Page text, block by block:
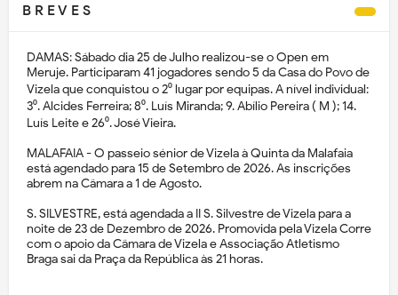
B R E V E S
DAMAS: Sábado dia 25 de Julho realizou-se o Open em
Meruje. Participaram 41 jogadores sendo 5 da Casa do Povo de
Vizela que conquistou o 2⁰ lugar por equipas. A nível individual:
3⁰. Alcides Ferreira; 8⁰. Luís Miranda; 9. Abílio Pereira ( M ); 14.
Luís Leite e 26⁰. José Vieira.
MALAFAIA - O passeio sénior de Vizela à Quinta da Malafaia
está agendado para 15 de Setembro de 2026. As inscrições
abrem na Câmara a 1 de Agosto.
S. SILVESTRE, está agendada a II S. Silvestre de Vizela para a
noite de 23 de Dezembro de 2026. Promovida pela Vizela Corre
com o apoio da Câmara de Vizela e Associação Atletismo
Braga sai da Praça da República às 21 horas.